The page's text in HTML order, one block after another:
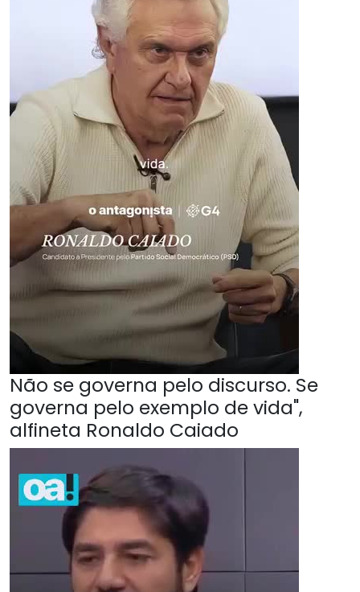
Não se governa pelo discurso. Se
governa pelo exemplo de vida",
alfineta Ronaldo Caiado